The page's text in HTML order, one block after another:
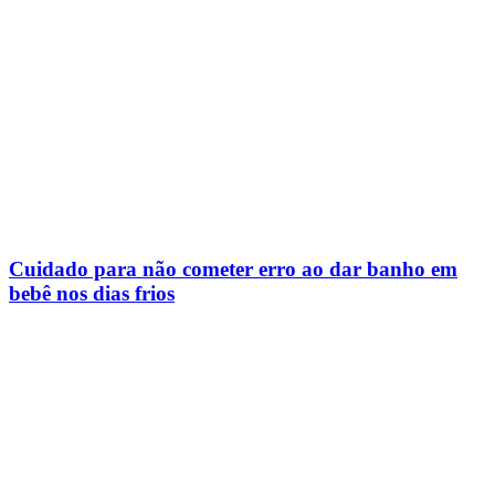
Cuidado para não cometer erro ao dar banho em
bebê nos dias frios